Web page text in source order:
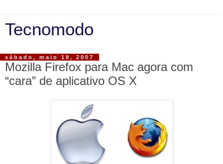
Tecnomodo
sábado, maio 19, 2007
Mozilla Firefox para Mac agora com
“cara” de aplicativo OS X